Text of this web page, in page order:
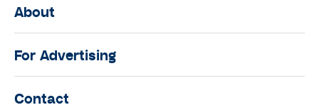
About
For Advertising
Contact